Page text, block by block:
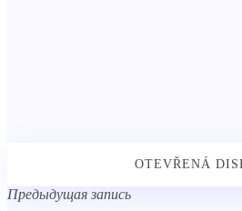
Предыдущая запись